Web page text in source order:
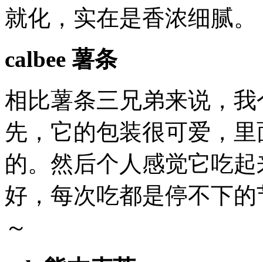
就化，实在是香浓细腻。
calbee 薯条
相比薯条三兄弟来说，
先，它的包装很可爱，
的。然后个人感觉它吃
好，每次吃都是停不下
～